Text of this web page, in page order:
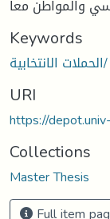
Keywords
الانتخابية
URI
https://
Collections
Master Thesis
Full item